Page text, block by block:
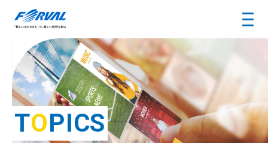
TOPICS